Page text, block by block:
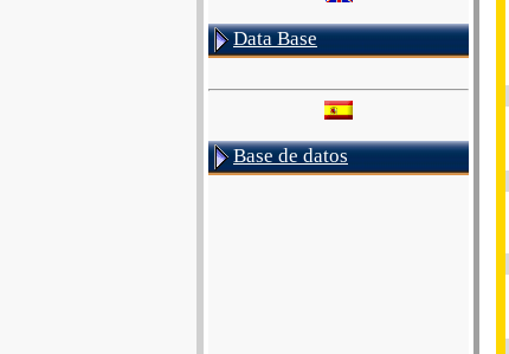
Data Base
Base de datos